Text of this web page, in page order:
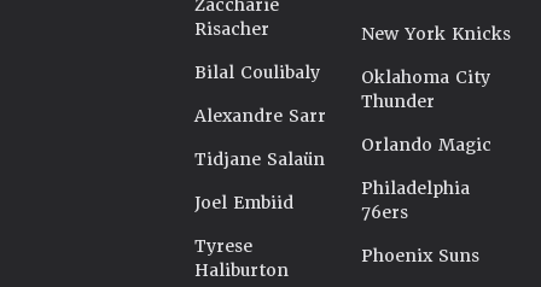
Zaccharie
Risacher
Bilal Coulibaly
Alexandre Sarr
Tidjane Salaün
Joel Embiid
Tyrese
Haliburton
New York Knicks
Oklahoma City
Thunder
Orlando Magic
Philadelphia
76ers
Phoenix Suns